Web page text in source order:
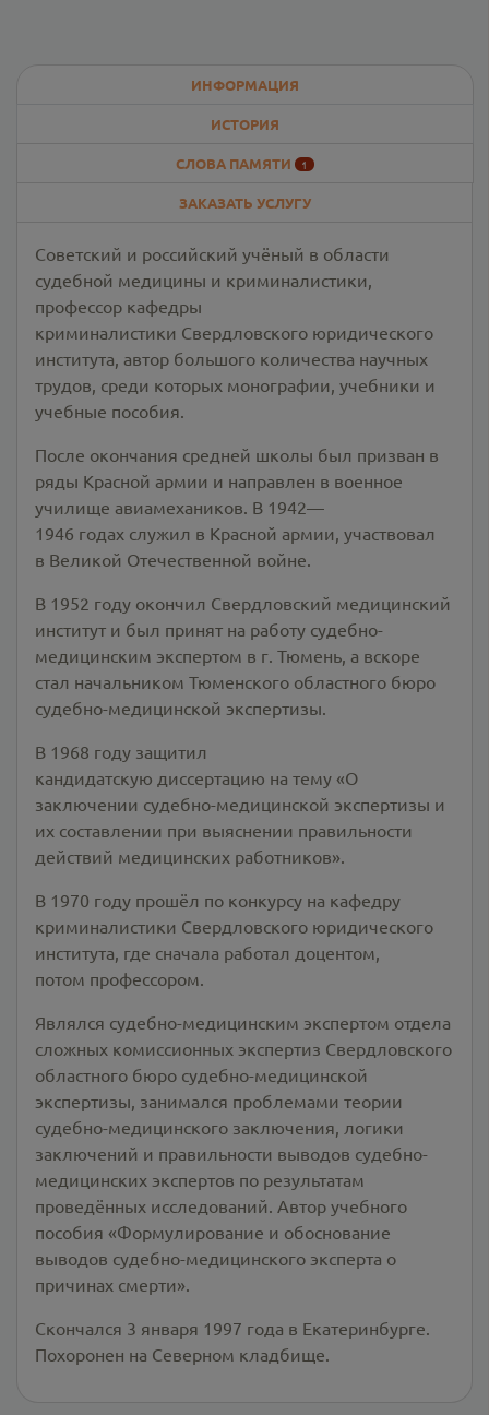
ИНФОРМАЦИЯ
ИСТОРИЯ
СЛОВА ПАМЯТИ 1
ЗАКАЗАТЬ УСЛУГУ
Советский и российский учёный в области
судебной медицины и криминалистики,
профессор кафедры
криминалистики Свердловского юридического
института, автор большого количества научных
трудов, среди которых монографии, учебники и
учебные пособия.
После окончания средней школы был призван в
ряды Красной армии и направлен в военное
училище авиамехаников. В 1942—
1946 годах служил в Красной армии, участвовал
в Великой Отечественной войне.
В 1952 году окончил Свердловский медицинский
институт и был принят на работу судебно-
медицинским экспертом в г. Тюмень, а вскоре
стал начальником Тюменского областного бюро
судебно-медицинской экспертизы.
В 1968 году защитил
кандидатскую диссертацию на тему «О
заключении судебно-медицинской экспертизы и
их составлении при выяснении правильности
действий медицинских работников».
В 1970 году прошёл по конкурсу на кафедру
криминалистики Свердловского юридического
института, где сначала работал доцентом,
потом профессором.
Являлся судебно-медицинским экспертом отдела
сложных комиссионных экспертиз Свердловского
областного бюро судебно-медицинской
экспертизы, занимался проблемами теории
судебно-медицинского заключения, логики
заключений и правильности выводов судебно-
медицинских экспертов по результатам
проведённых исследований. Автор учебного
пособия «Формулирование и обоснование
выводов судебно-медицинского эксперта о
причинах смерти».
Скончался 3 января 1997 года в Екатеринбурге.
Похоронен на Северном кладбище.